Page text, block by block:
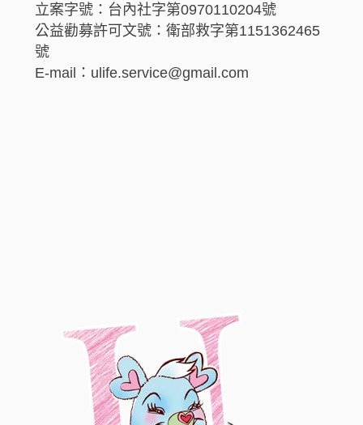
立案字號：台內社字第0970110204號
公益勸募許可文號：衛部救字第1151362465
號
E-mail：ulife.service@gmail.com